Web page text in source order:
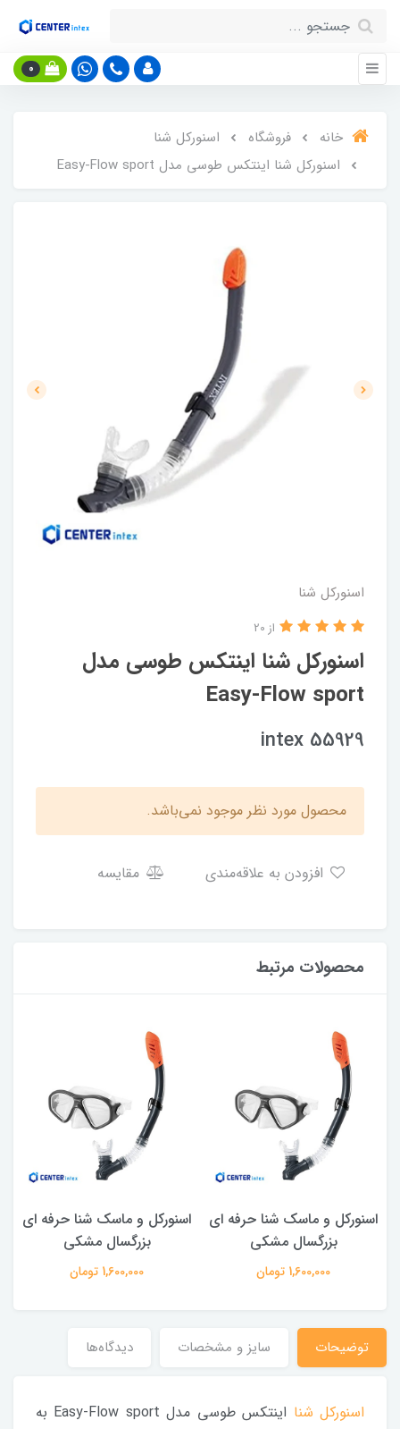
0
خانه فروشگاه
اسنورکل شنا
اسنورکل شنا اینتکس طوسی مدل Easy-Flow sport
اسنورکل شنا
اسنورکل شنا اینتکس طوسی مدل
Easy-Flow sport
از 20
intex 55929
محصول مورد نظر موجود نمی‌باشد.
مقایسه
محصولات مرتبط
اسنورکل و ماسک شنا حرفه ای
بزرگسال مشکی
1,600,000 تومان
اسنورکل و ماسک شنا حرفه ای
بزرگسال مشکی
1,600,000 تومان
توضیحات سایز و مشخصات دیدگاه‌ها
اسنورکل شنا
اینتکس طوسی مدل Easy-Flow sport به